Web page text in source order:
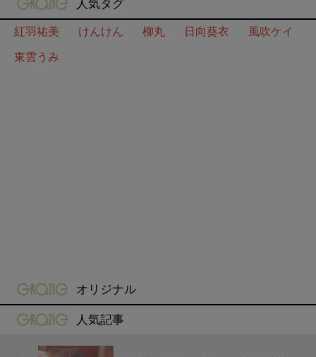
人気タグ
紅羽祐美
けんけん 柳丸 日向葵衣
風吹ケイ
東雲うみ
gravure-grazie
オリジナル
gravure-grazie
人気記事